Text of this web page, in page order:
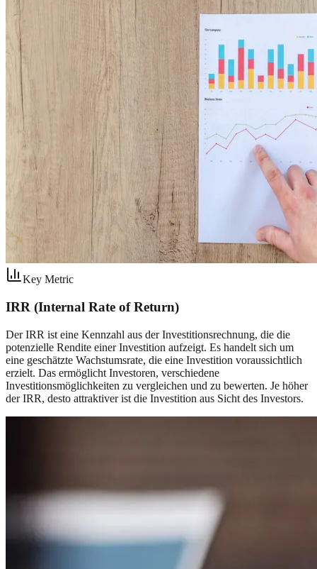
Key Metric
IRR (Internal Rate of Return)
Der IRR ist eine Kennzahl aus der Investitionsrechnung, die die
potenzielle Rendite einer Investition aufzeigt. Es handelt sich um
eine geschätzte Wachstumsrate, die eine Investition voraussichtlich
erzielt. Das ermöglicht Investoren, verschiedene
Investitionsmöglichkeiten zu vergleichen und zu bewerten. Je höher
der IRR, desto attraktiver ist die Investition aus Sicht des Investors.